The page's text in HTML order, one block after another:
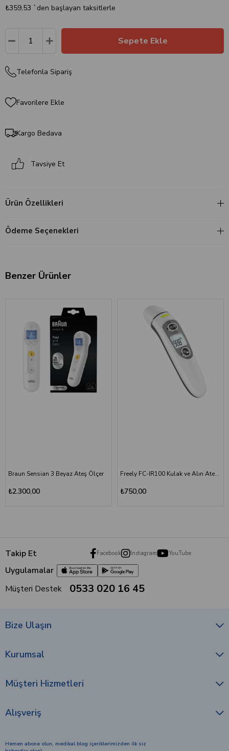
₺359,53 `den başlayan taksitlerle
Telefonla Sipariş
Favorilere Ekle
Kargo Bedava
Tavsiye Et
Ürün Özellikleri
Ödeme Seçenekleri
Benzer Ürünler
Braun Sensian 3 Beyaz Ateş Ölçer
₺2.300,00
Freely FC-IR100 Kulak ve Alın Ateş Ölçer
₺750,00
Takip Et Facebook Instagram YouTube
Uygulamalar
Müşteri Destek
0533 020 16 45
Bize Ulaşın
Kurumsal
Müşteri Hizmetleri
Alışveriş
Hemen abone olun, medikal blog içeriklerimizden ilk siz